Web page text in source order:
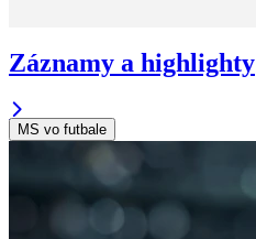
Záznamy a highlighty
MS vo futbale